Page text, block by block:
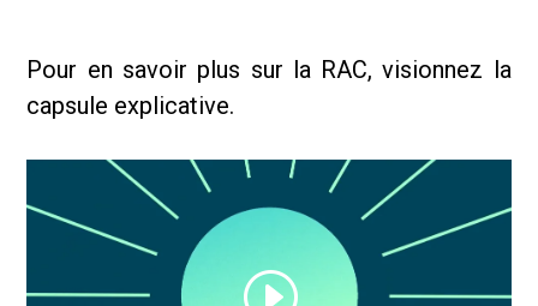
Pour en savoir plus sur la RAC, visionnez la
capsule explicative.